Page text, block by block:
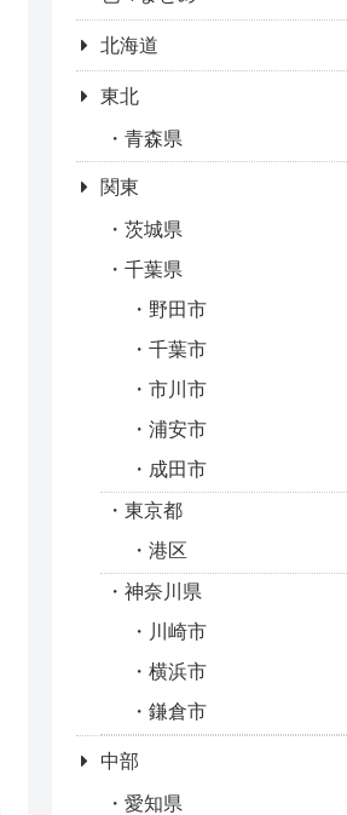
北海道
東北
青森県
関東
茨城県
千葉県
野田市
千葉市
市川市
浦安市
成田市
東京都
港区
神奈川県
川崎市
横浜市
鎌倉市
中部
愛知県